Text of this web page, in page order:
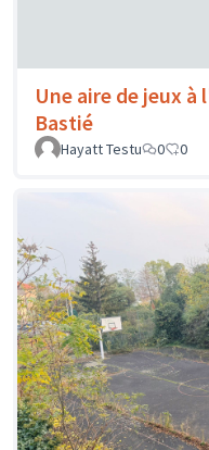
Une aire de jeux à
Bastié
Hayatt Testu
0 0